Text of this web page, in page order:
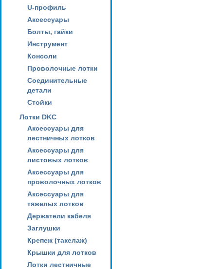
U-профиль
Аксессуары
Болты, гайки
Инструмент
Консоли
Проволочные лотки
Соединительные
детали
Стойки
Лотки DKC
Аксессуары для
лестничных лотков
Аксессуары для
листовых лотков
Аксессуары для
проволочных лотков
Аксессуары для
тяжелых лотков
Держатели кабеля
Заглушки
Крепеж (такелаж)
Крышки для лотков
Лотки лестничные